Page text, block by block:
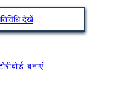
देखें
बनाएं